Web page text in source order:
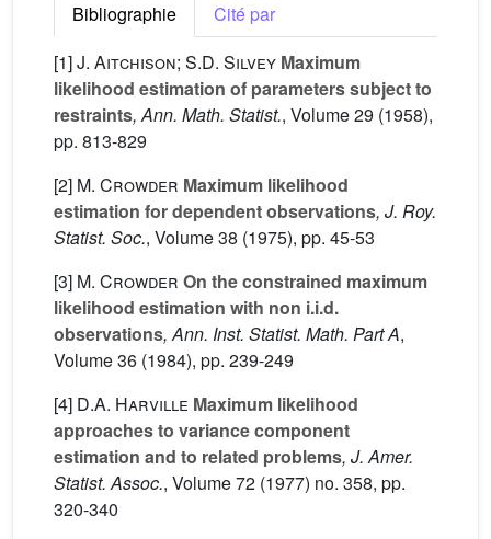
Bibliographie
Cité par
[1]J. Aitchison; S.D. Silvey Maximum
likelihood estimation of parameters subject to
restraints, Ann. Math. Statist., Volume 29 (1958),
pp. 813-829
[2] M. Crowder Maximum likelihood
estimation for dependent observations, J. Roy.
Statist. Soc., Volume 38 (1975), pp. 45-53
[3] M. Crowder On the constrained maximum
likelihood estimation with non i.i.d.
observations, Ann. Inst. Statist. Math. Part A,
Volume 36 (1984), pp. 239-249
[4] D.A. Harville Maximum likelihood
approaches to variance component
estimation and to related problems, J. Amer.
Statist. Assoc., Volume 72 (1977) no. 358, pp.
320-340